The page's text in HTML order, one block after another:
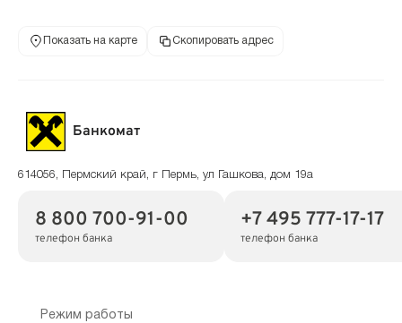
Показать на карте Скопировать адрес
Банкомат
614056, Пермский край, г Пермь, ул Гашкова, дом 19а
8 800 700-91-00
телефон банка
+7 495 777-17-17
телефон банка
Режим работы